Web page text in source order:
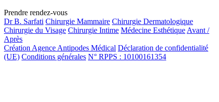
Prendre rendez-vous
Dr B. Sarfati Chirurgie Mammaire Chirurgie Dermatologique
Chirurgie du Visage Chirurgie Intime Médecine Esthétique Avant /
Après
Création Agence Antipodes Médical Déclaration de confidentialité
(UE) Conditions générales N° RPPS : 10100161354